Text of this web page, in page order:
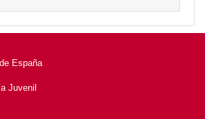
España
Juvenil